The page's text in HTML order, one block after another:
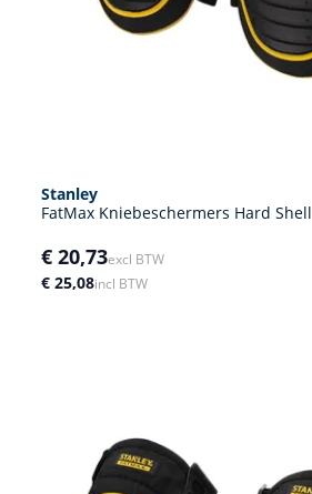
Stanley
FatMax Kniebeschermers Hard Shell
€ 20,73excl BTW
€ 25,08incl BTW